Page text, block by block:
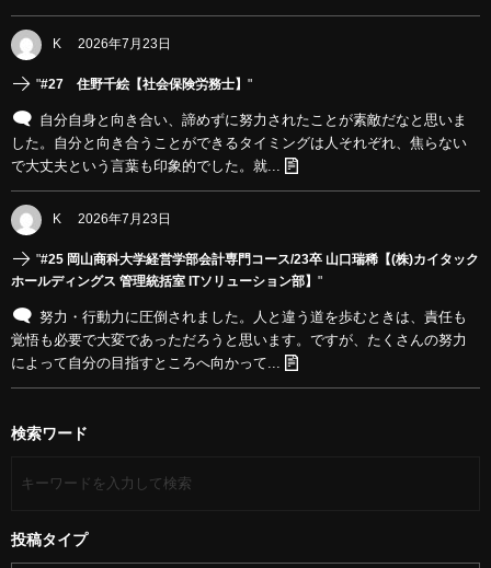
K 2026年7月23日
"#27 住野千絵【社会保険労務士】 "
自分自身と向き合い、諦めずに努力されたことが素敵だなと思いま
した。自分と向き合うことができるタイミングは人それぞれ、焦らない
で大丈夫という言葉も印象的でした。就...
K 2026年7月23日
"#25 岡山商科大学経営学部会計専門コース/23卒 山口瑞稀【(株)カイタック
ホールディングス 管理統括室 ITソリューション部】 "
努力・行動力に圧倒されました。人と違う道を歩むときは、責任も
覚悟も必要で大変であっただろうと思います。ですが、たくさんの努力
によって自分の目指すところへ向かって...
検索ワード
投稿タイプ